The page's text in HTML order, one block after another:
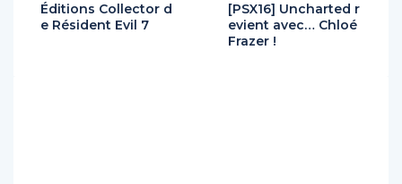
Éditions Collector d
e Résident Evil 7
[PSX16] Uncharted r
evient avec… Chloé
Frazer !